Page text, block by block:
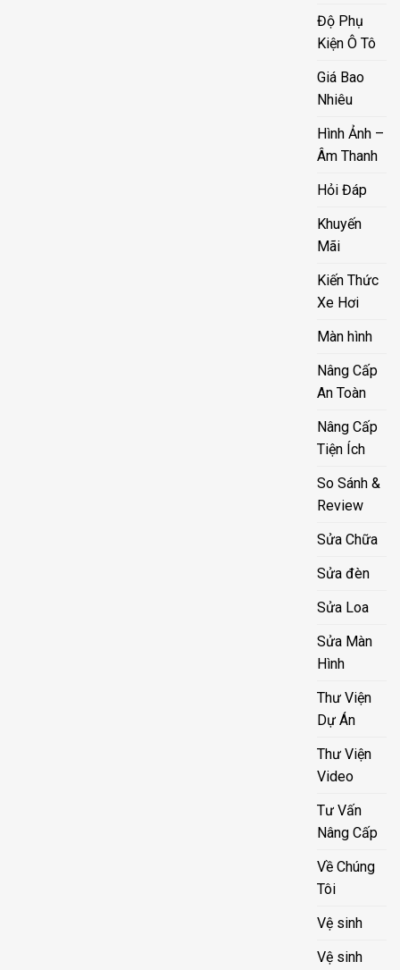
Độ Phụ
Kiện Ô Tô
Giá Bao
Nhiêu
Hình Ảnh –
Âm Thanh
Hỏi Đáp
Khuyến
Mãi
Kiến Thức
Xe Hơi
Màn hình
Nâng Cấp
An Toàn
Nâng Cấp
Tiện Ích
So Sánh &
Review
Sửa Chữa
Sửa đèn
Sửa Loa
Sửa Màn
Hình
Thư Viện
Dự Án
Thư Viện
Video
Tư Vấn
Nâng Cấp
Về Chúng
Tôi
Vệ sinh
Vệ sinh